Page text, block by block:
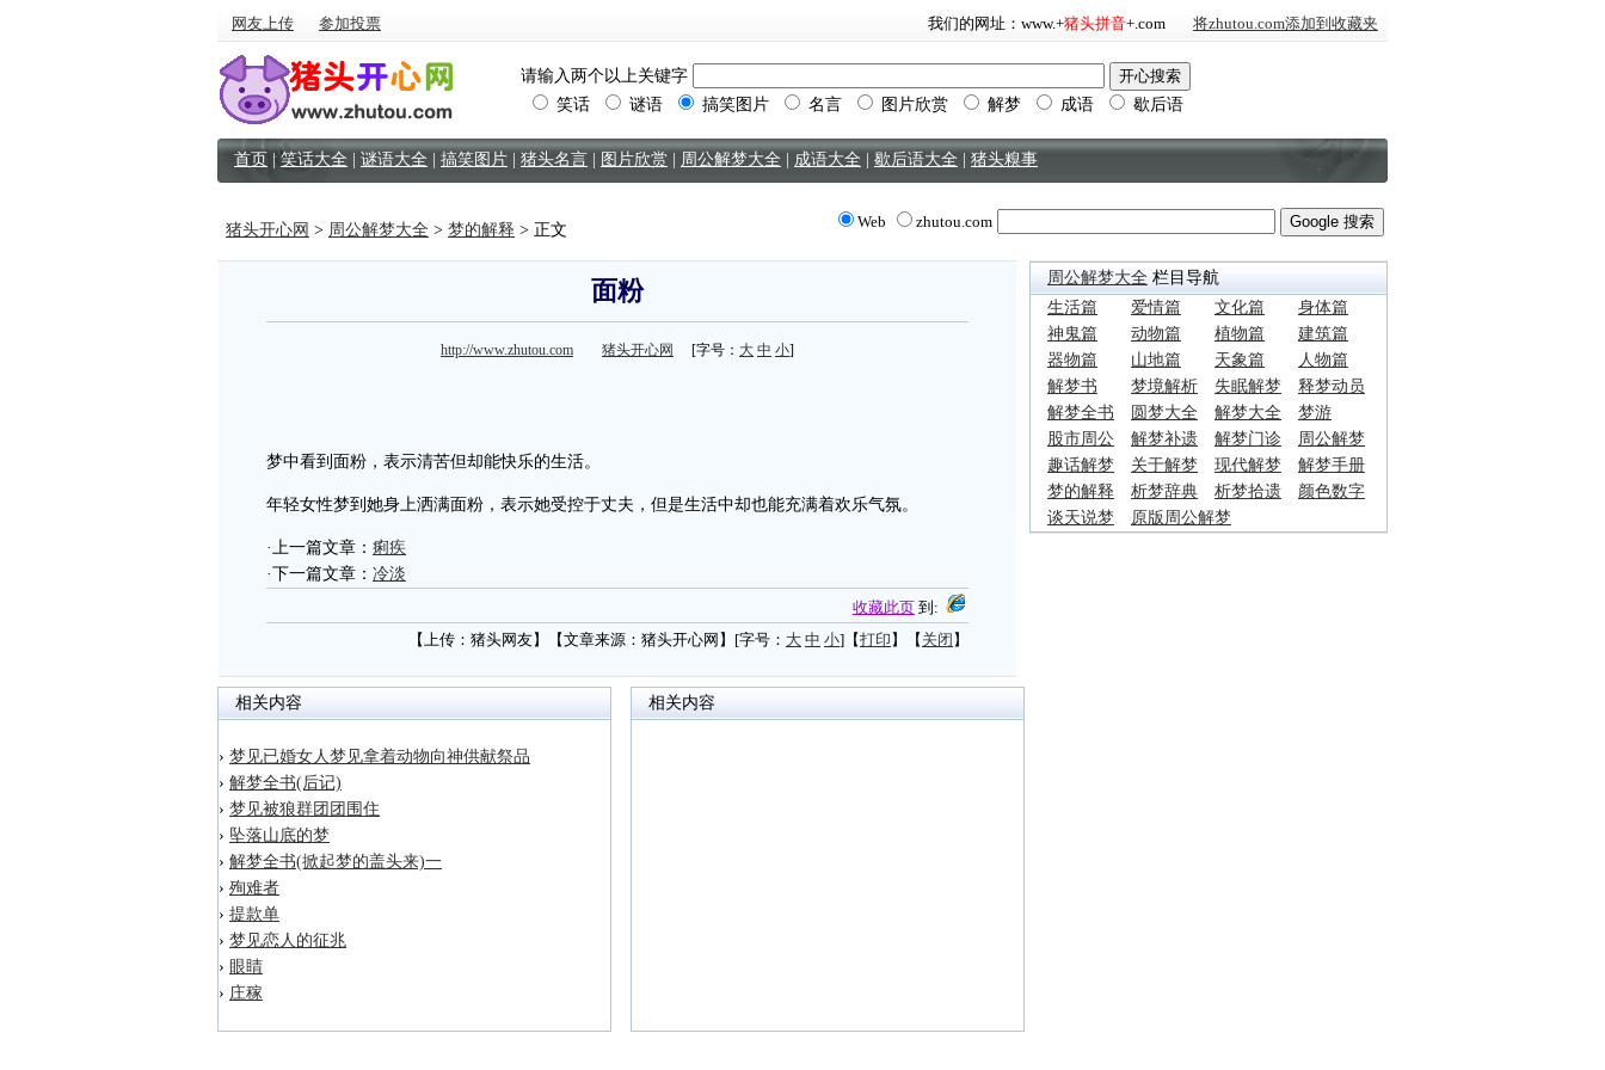
网友上传 参加投票 我们的网址：www.+猪头拼音+.com 将zhutou.com添加到收藏夹
请输入两个以上关键字
笑话
谜语 搞笑图片 名言 图片欣赏 解梦 成语 歇后语
首页 | 笑话大全 谜语大全 搞笑图片 猪头名言 图片欣赏 周公解梦大全 成语大全 歇后语大全 猪头糗事
猪头开心网 > 周公解梦大全 > 梦的解释 > 正文 Web zhutou.com
面粉
http://www.zhutou.com 猪头开心网 [字号： 大 中 小]
梦中看到面粉，表示清苦但却能快乐的生活。
年轻女性梦到她身上洒满面粉，表示她受控于丈夫，但是生活中却也能充满着欢乐气氛。
·上一篇文章： 痢疾
·下一篇文章： 冷淡
收藏此页 到:
【上传：猪头网友】【文章来源：猪头开心网】[字号： 大 中 小]【打印 】【 关闭 】
相关内容
› 梦见已婚女人梦见拿着动物向神供献祭品
› 解梦全书(后记)
› 梦见被狼群团团围住
› 坠落山底的梦
› 解梦全书(掀起梦的盖头来)一
› 殉难者
› 提款单
› 梦见恋人的征兆
› 眼睛
› 庄稼
相关内容
周公解梦大全 栏目导航
生活篇
爱情篇 文化篇
身体篇
神鬼篇
动物篇 植物篇
建筑篇
器物篇
山地篇 天象篇
人物篇
解梦书
梦境解析 失眠解梦
释梦动员
解梦全书
圆梦大全 解梦大全
梦游
股市周公
解梦补遗 解梦门诊
周公解梦
趣话解梦
关于解梦 现代解梦
解梦手册
梦的解释
析梦辞典 析梦拾遗
颜色数字
谈天说梦
原版周公解梦